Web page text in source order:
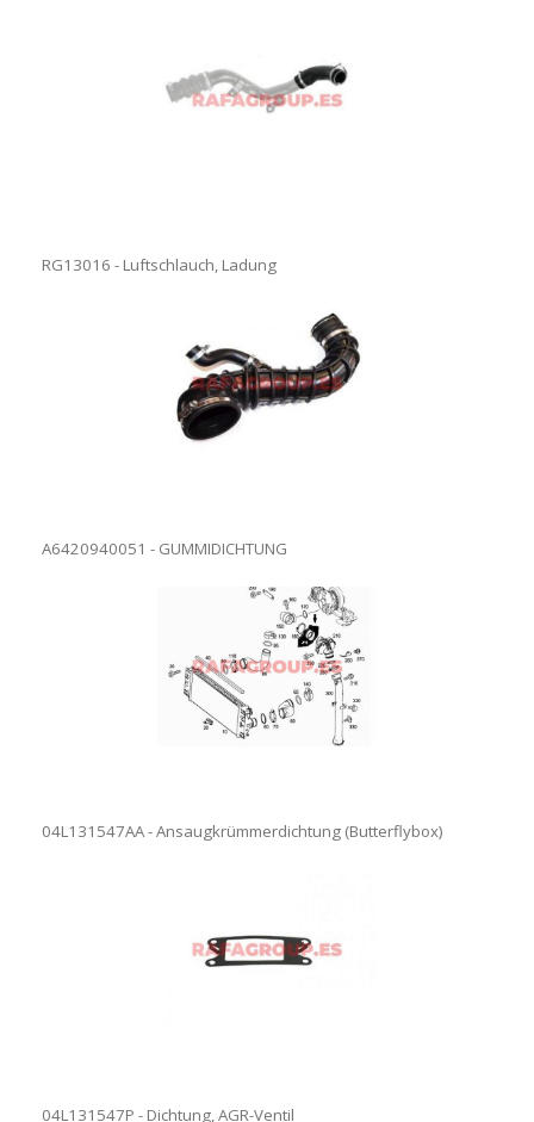
RG13016 - Luftschlauch, Ladung
A6420940051 - GUMMIDICHTUNG
04L131547AA - Ansaugkrümmerdichtung (Butterflybox)
04L131547P - Dichtung, AGR-Ventil